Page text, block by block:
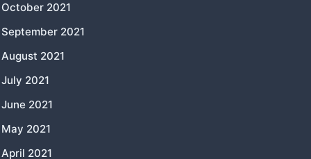
October 2021
September 2021
August 2021
July 2021
June 2021
May 2021
April 2021